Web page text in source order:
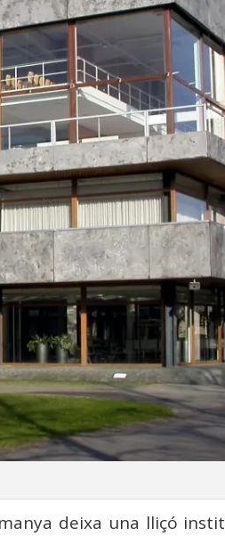
deixa una lliçó